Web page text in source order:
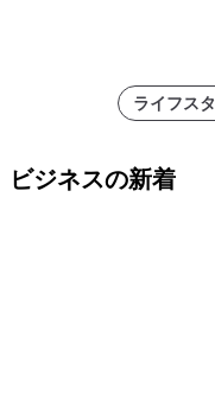
ライフス
ビジネスの新着